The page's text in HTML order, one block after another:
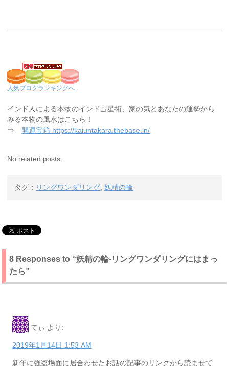
人気ブログランキングへ
インド人による本物のインド占星術、家の気とあなたの運勢から
みる本物の風水はこちら！
⇒ 開運宝箱 https://kaiuntakara.thebase.in/
No related posts.
タグ： リングワンダリング,妖精の輪
8 Responses to “妖精の輪-リングワンダリングにはまっ
たら”
てぃ より:
2019年1月14日 1:53 AM
新年に強盗場面に居合わせたお話の記事のリンクから読ませて